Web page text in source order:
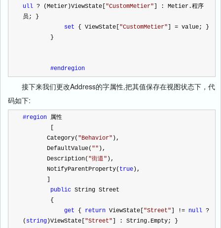
ull ? (Metier)ViewState[ "CustomMetier" ] : Metier.程序
员; }
set { ViewState[ "CustomMetier" = value; }
        }
#endregion
接下来我们更改Address的字属性,把其值保存在视图状态下，代
码如下:
#region 属性
       Category(
"Behavior" ),
       DefaultValue(
"" ),
       Description(
"街道" ),
       NotifyParentProperty(
true ),
public String Street
        {
get { return ViewState[ "Street" != null ?
( string )ViewState[ "Street" ] : String.Empty; }